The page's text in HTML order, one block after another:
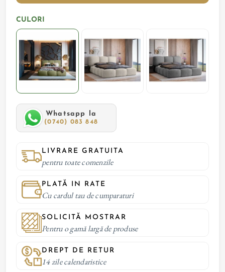
CULORI
Whatsapp la
(0740) 083 848
LIVRARE GRATUITA
pentru toate comenzile
PLATĂ IN RATE
Cu cardul tau de cumparaturi
SOLICITĂ MOSTRAR
Pentru o gamă largă de produse
DREPT DE RETUR
14 zile calendaristice